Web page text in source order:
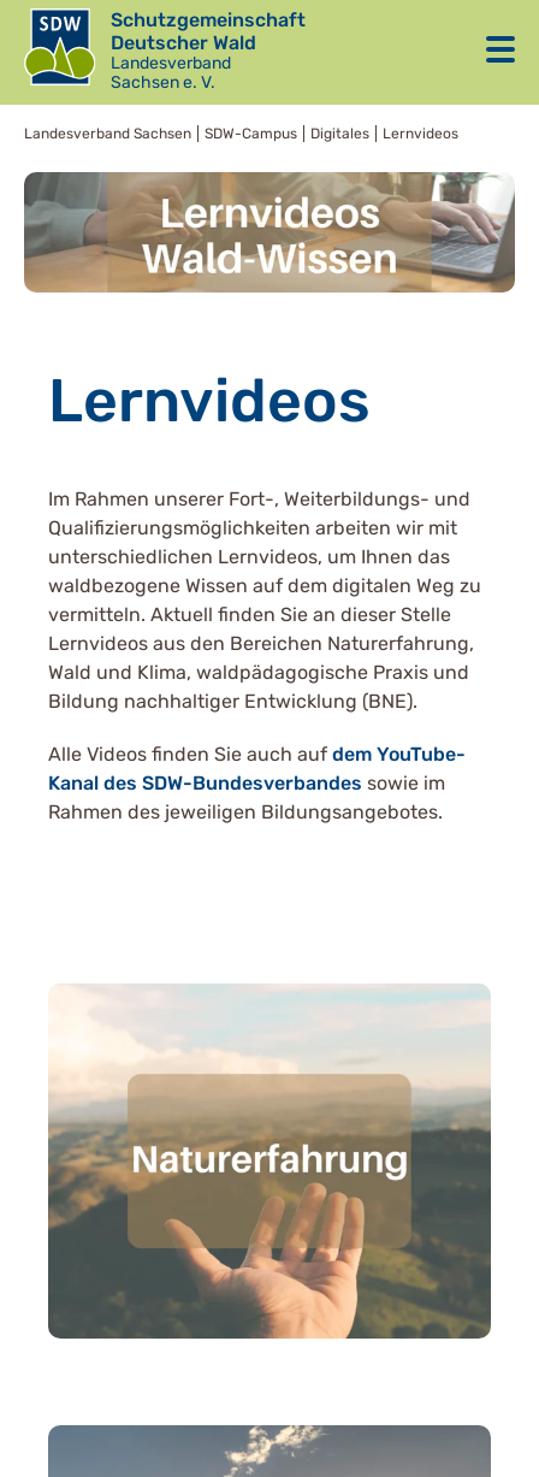
Schutzgemeinschaft
Deutscher Wald
Landesverband
Sachsen e. V.
Landesverband Sachsen SDW-Campus Digitales Lernvideos
Lernvideos
Im Rahmen unserer Fort-, Weiterbildungs- und
Qualifizierungsmöglichkeiten arbeiten wir mit
unterschiedlichen Lernvideos, um Ihnen das
waldbezogene Wissen auf dem digitalen Weg zu
vermitteln. Aktuell finden Sie an dieser Stelle
Lernvideos aus den Bereichen Naturerfahrung,
Wald und Klima, waldpädagogische Praxis und
Bildung nachhaltiger Entwicklung (BNE).
Alle Videos finden Sie auch auf dem YouTube-
Kanal des SDW-Bundesverbandes sowie im
Rahmen des jeweiligen Bildungsangebotes.